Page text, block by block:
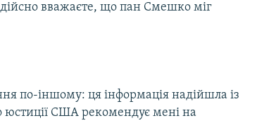
вважаєте, що пан Смешко міг
по-іншому: ця інформація надійшла із
юстиції США рекомендує мені на